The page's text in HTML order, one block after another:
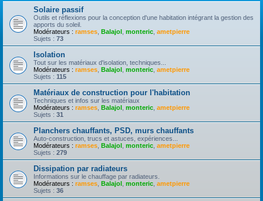
Solaire passif
Outils et réflexions pour la conception d'une habitation intégrant la gestion des
apports du soleil.
Modérateurs : ramses Balajol monteric ametpierre
Sujets : 73
Isolation
Tout sur les matériaux d'isolation, techniques...
Modérateurs : ramses Balajol monteric ametpierre
Sujets : 115
Matériaux de construction pour l'habitation
Techniques et infos sur les matériaux
Modérateurs : ramses Balajol monteric ametpierre
Sujets : 31
Planchers chauffants, PSD, murs chauffants
Auto-construction, trucs et astuces, expériences...
Modérateurs : ramses Balajol monteric ametpierre
Sujets : 279
Dissipation par radiateurs
Informations sur le chauffage par radiateurs.
Modérateurs : ramses Balajol monteric ametpierre
Sujets : 36